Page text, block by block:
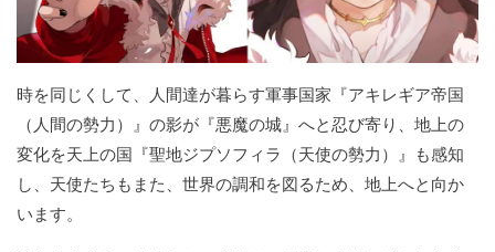
時を同じくして、人間達が暮らす軍事国家『アキレギア帝国
（人間の勢力）』の影が『悪魔の城』へと忍び寄り、地上の
変化を天上の国『聖地ジプソフィラ（天使の勢力）』も感知
し、天使たちもまた、世界の調和を図るため、地上へと向か
います。